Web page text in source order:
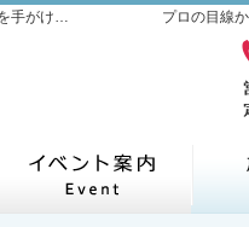
プロの目線
空間×工務店｜群馬県高崎市の新築・注文住宅・新築戸建てを手がける工務店